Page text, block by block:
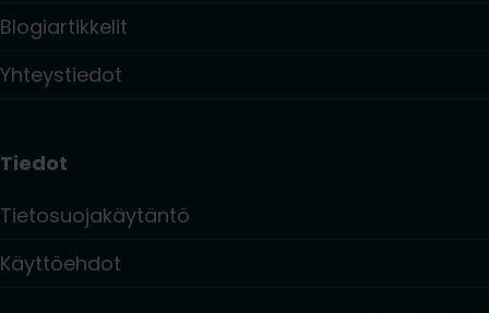
Blogiartikkelit
Yhteystiedot
Tiedot
Tietosuojakäytäntö
Käyttöehdot